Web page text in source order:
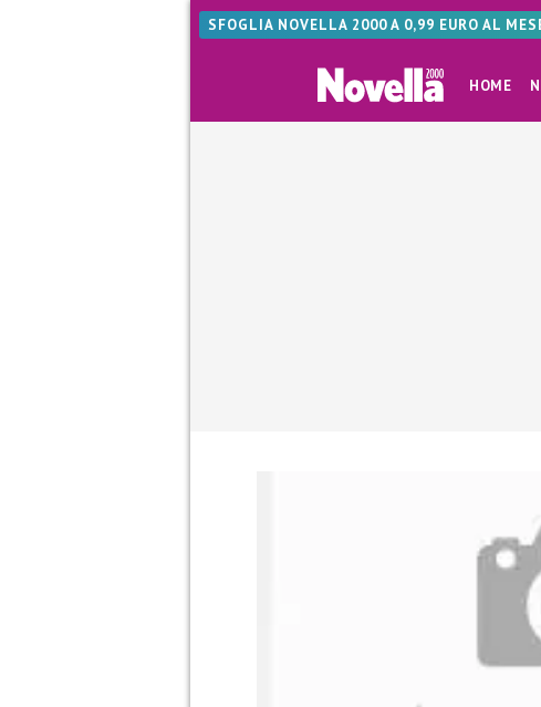
SFOGLIA NOVELLA 2000 A 0,99 EURO AL
HOME